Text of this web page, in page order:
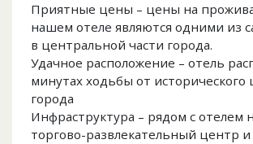
Приятные цены – цены на
нашем отеле являются одними из
в центральной части города.
Удачное расположение – отель
минутах ходьбы от исторического
города
Инфраструктура – ​​рядом с отелем
торгово-развлекательный центр и